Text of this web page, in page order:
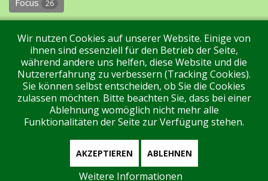
Focus 26
Impressum Datenschutz Über uns Kontakt
Tags Unterstützen Sie uns! Login
Aktuell sind 111 Gäste und keine Mitglieder online
Wir nutzen Cookies auf unserer Website. Einige von
ihnen sind essenziell für den Betrieb der Seite,
während andere uns helfen, diese Website und die
Nutzererfahrung zu verbessern (Tracking Cookies).
Sie können selbst entscheiden, ob Sie die Cookies
zulassen möchten. Bitte beachten Sie, dass bei einer
Ablehnung womöglich nicht mehr alle
Funktionalitäten der Seite zur Verfügung stehen.
AKZEPTIEREN ABLEHNEN
Weitere Informationen